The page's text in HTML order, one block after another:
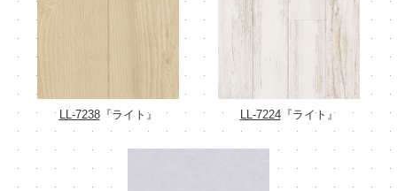
LL-7238『ライト』 LL-7224『ライト』